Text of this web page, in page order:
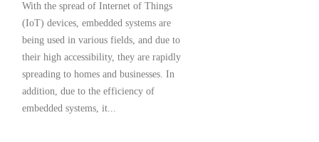
With the spread of Internet of Things
(IoT) devices, embedded systems are
being used in various fields, and due to
their high accessibility, they are rapidly
spreading to homes and businesses. In
addition, due to the efficiency of
embedded systems, it...